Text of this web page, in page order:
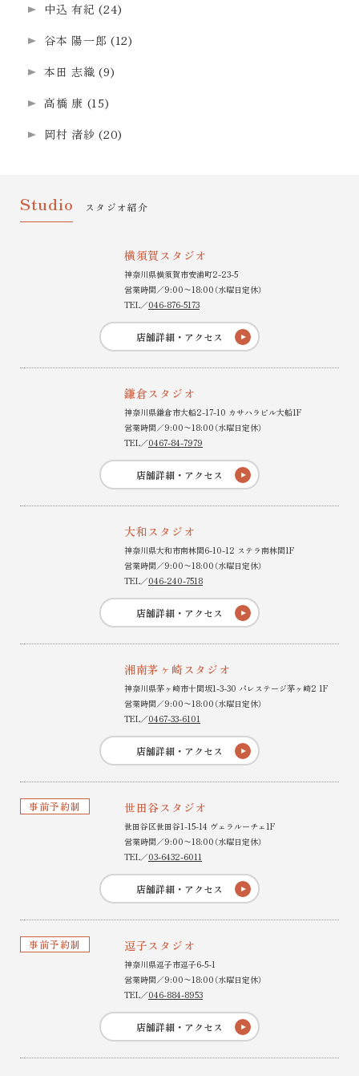
中込 有紀 (24)
谷本 陽一郎 (12)
本田 志織 (9)
高橋 康 (15)
岡村 渚紗 (20)
Studio スタジオ紹介
横須賀スタジオ
神奈川県横須賀市安浦町2-23-5
営業時間／9:00〜18:00（水曜日定休）
TEL／046-876-5173
店舗詳細・アクセス
鎌倉スタジオ
神奈川県鎌倉市大船2-17-10 カサハラビル大船1F
営業時間／9:00〜18:00（水曜日定休）
TEL／0467-84-7979
店舗詳細・アクセス
大和スタジオ
神奈川県大和市南林間6-10-12 ステラ南林間1F
営業時間／9:00〜18:00（水曜日定休）
TEL／046-240-7518
店舗詳細・アクセス
湘南茅ヶ崎スタジオ
神奈川県茅ヶ崎市十間坂1-3-30 パレステージ茅ヶ崎2 1F
営業時間／9:00〜18:00（水曜日定休）
TEL／0467-33-6101
店舗詳細・アクセス
事前予約制 世田谷スタジオ
世田谷区世田谷1-15-14 ヴェラルーチェ1F
営業時間／9:00〜18:00（水曜日定休）
TEL／03-6432-6011
店舗詳細・アクセス
事前予約制 逗子スタジオ
神奈川県逗子市逗子6-5-1
営業時間／9:00〜18:00（水曜日定休）
TEL／046-884-8953
店舗詳細・アクセス